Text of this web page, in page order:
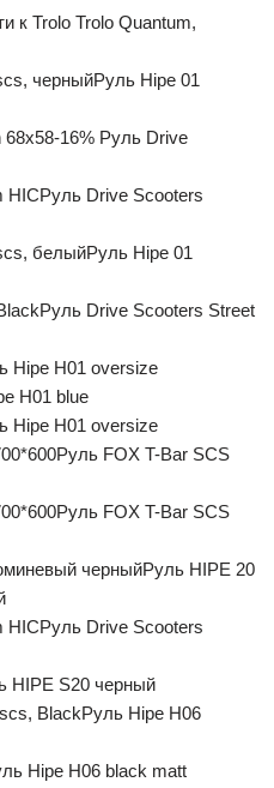
к Trolo Trolo Quantum,
Руль Hipe 01
-16% Руль Drive
Руль Drive Scooters
Руль Hipe 01
Руль Drive Scooters Street
Hipe H01 oversize
H01 blue
Hipe H01 oversize
Руль FOX T-Bar SCS
Руль FOX T-Bar SCS
Руль HIPE 20
Руль Drive Scooters
HIPE S20 черный
Руль Hipe H06
Hipe H06 black matt